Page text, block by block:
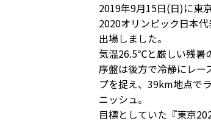
2019年9月15日(日)に東
2020オリンピック日本
出場しました。
気温26.5℃と厳しい残暑
序盤は後方で冷静にレ
プを捉え、39km地点で
ニッシュ。
目標としていた『東京